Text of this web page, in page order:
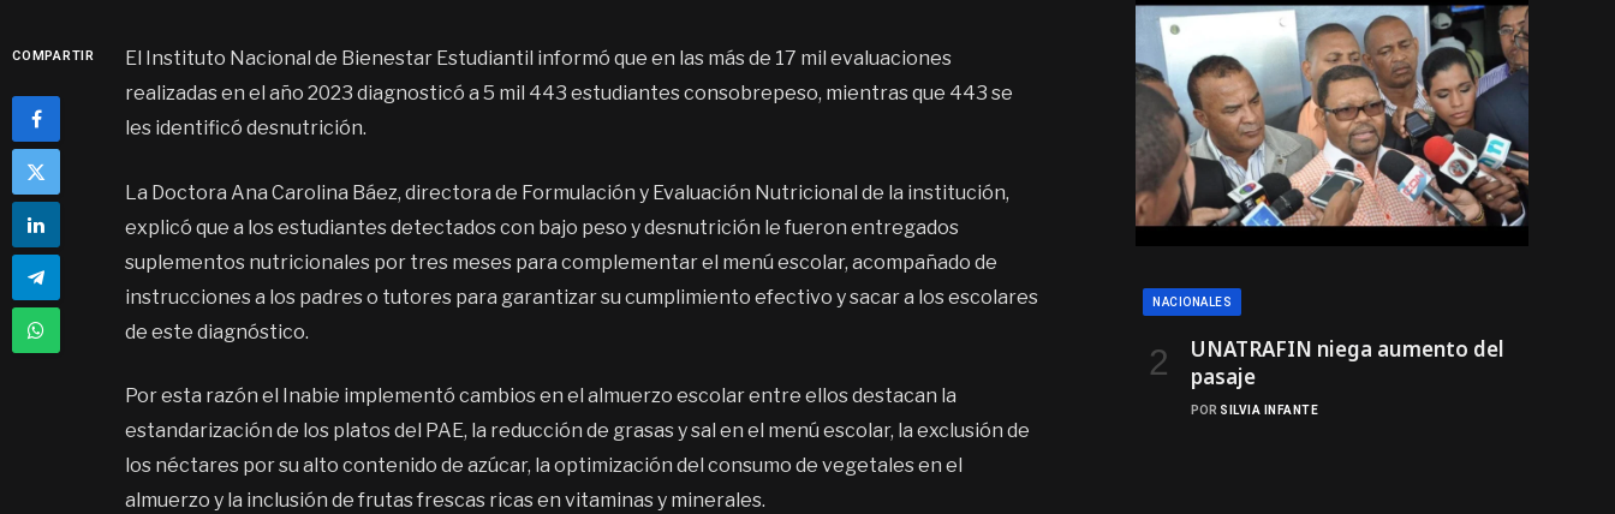
COMPARTIR
El Instituto Nacional de Bienestar Estudiantil informó que en las más de 17 mil evaluaciones
realizadas en el año 2023 diagnosticó a 5 mil 443 estudiantes consobrepeso, mientras que 443 se
les identificó desnutrición.
La Doctora Ana Carolina Báez, directora de Formulación y Evaluación Nutricional de la institución,
explicó que a los estudiantes detectados con bajo peso y desnutrición le fueron entregados
suplementos nutricionales por tres meses para complementar el menú escolar, acompañado de
instrucciones a los padres o tutores para garantizar su cumplimiento efectivo y sacar a los escolares
de este diagnóstico.
Por esta razón el Inabie implementó cambios en el almuerzo escolar entre ellos destacan la
estandarización de los platos del PAE, la reducción de grasas y sal en el menú escolar, la exclusión de
los néctares por su alto contenido de azúcar, la optimización del consumo de vegetales en el
almuerzo y la inclusión de frutas frescas ricas en vitaminas y minerales.
NACIONALES
UNATRAFIN niega aumento del
pasaje
POR SILVIA INFANTE